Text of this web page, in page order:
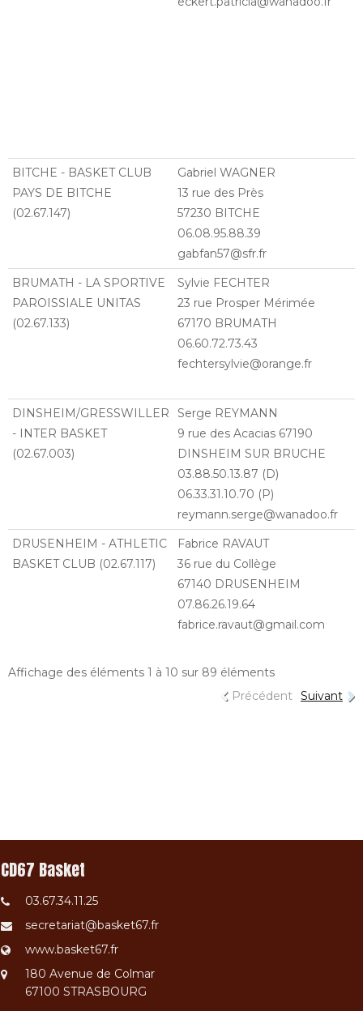
BITCHE - BASKET CLUB
PAYS DE BITCHE
(02.67.147)
Gabriel WAGNER
13 rue des Près
57230 BITCHE
06.08.95.88.39
gabfan57@sfr.fr
BRUMATH - LA SPORTIVE
PAROISSIALE UNITAS
(02.67.133)
Sylvie FECHTER
23 rue Prosper Mérimée
67170 BRUMATH
06.60.72.73.43
fechtersylvie@orange.fr
DINSHEIM/GRESSWILLER
- INTER BASKET
(02.67.003)
Serge REYMANN
9 rue des Acacias 67190
DINSHEIM SUR BRUCHE
03.88.50.13.87 (D)
06.33.31.10.70 (P)
reymann.serge@wanadoo.fr
DRUSENHEIM - ATHLETIC
BASKET CLUB (02.67.117)
Fabrice RAVAUT
36 rue du Collège
67140 DRUSENHEIM
07.86.26.19.64
fabrice.ravaut@gmail.com
Affichage des éléments 1 à 10 sur 89 éléments
Précédent Suivant
CD67 Basket
03.67.34.11.25
secretariat@basket67.fr
www.basket67.fr
180 Avenue de Colmar
67100 STRASBOURG